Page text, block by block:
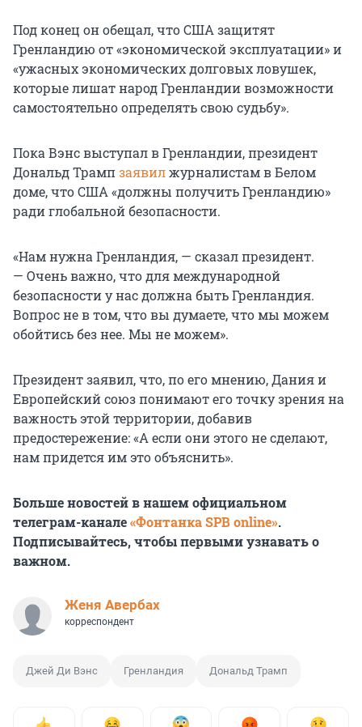
Под конец он обещал, что США защитят
Гренландию от «экономической эксплуатации» и
«ужасных экономических долговых ловушек,
которые лишат народ Гренландии возможности
самостоятельно определять свою судьбу».
Пока Вэнс выступал в Гренландии, президент
Дональд Трампзаявилжурналистам в Белом
доме, что США «должны получить Гренландию»
ради глобальной безопасности.
«Нам нужна Гренландия, — сказал президент.
— Очень важно, что для международной
безопасности у нас должна быть Гренландия.
Вопрос не в том, что вы думаете, что мы можем
обойтись без нее. Мы не можем».
Президент заявил, что, по его мнению, Дания и
Европейский союз понимают его точку зрения на
важность этой территории, добавив
предостережение: «А если они этого не сделают,
нам придется им это объяснить».
Больше новостей в нашем официальном
телеграм-канале«Фонтанка SPB online».
Подписывайтесь, чтобы первыми узнавать о
важном.
Женя Авербах
корреспондент
Джей Ди Вэнс Гренландия Дональд Трамп